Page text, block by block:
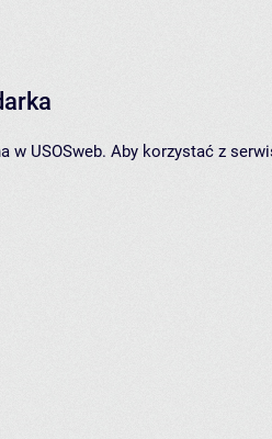
w USOSweb. Aby korzystać z